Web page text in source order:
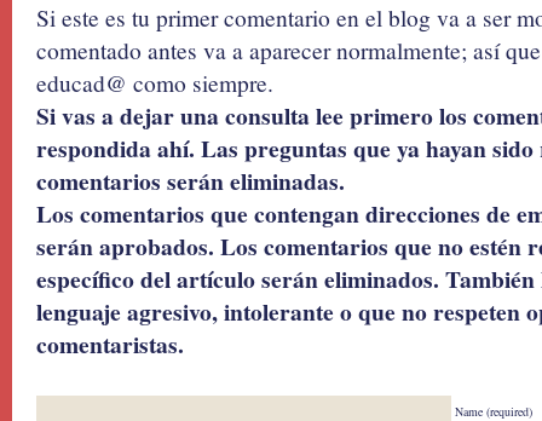
Si este es tu primer comentario en el blog va a ser
comentado antes va a aparecer normalmente; así
educad@ como siempre.
Si vas a dejar una consulta lee primero los
respondida ahí. Las preguntas que ya hayan
comentarios serán eliminadas.
Los comentarios que contengan direcciones de
serán aprobados. Los comentarios que no estén
específico del artículo serán eliminados.
lenguaje agresivo, intolerante o que no respeten
comentaristas.
Name (required)